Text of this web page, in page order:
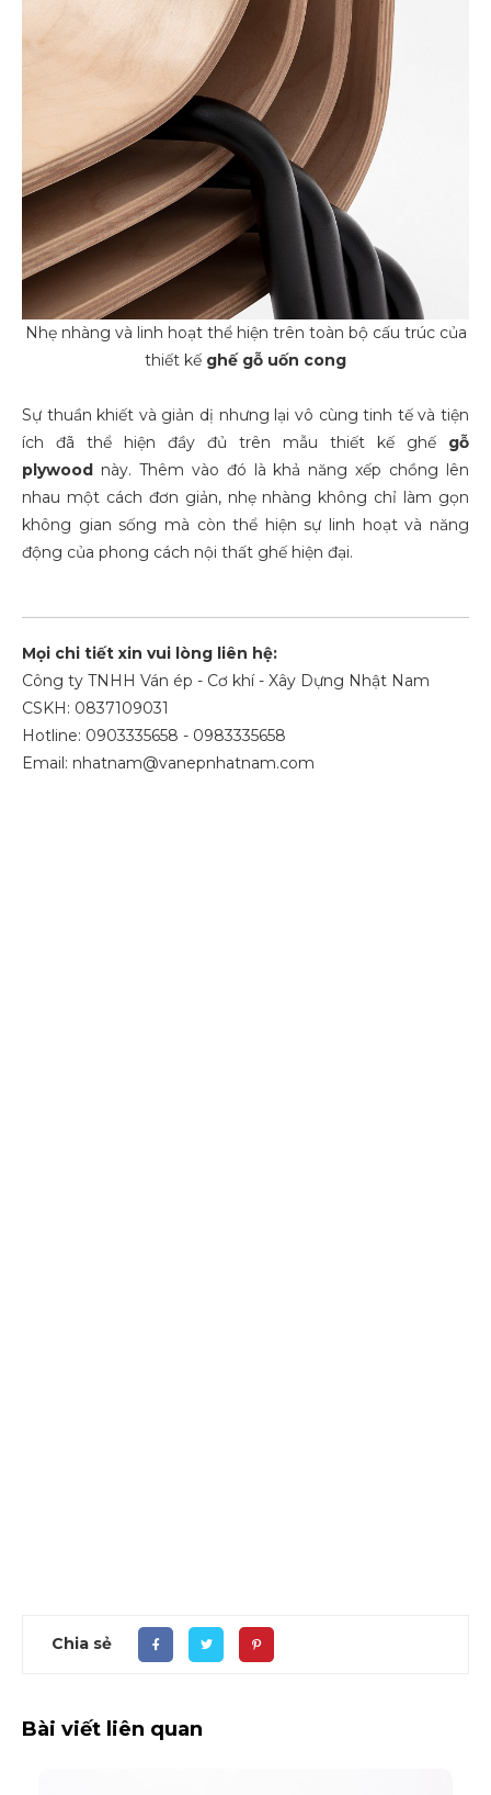
Nhẹ nhàng và linh hoạt thể hiện trên toàn bộ cấu trúc của
thiết kế ghế gỗ uốn cong
Sự thuần khiết và giản dị nhưng lại vô cùng tinh tế và tiện
ích đã thể hiện đầy đủ trên mẫu thiết kế ghế gỗ
plywood này. Thêm vào đó là khả năng xếp chồng lên
nhau một cách đơn giản, nhẹ nhàng không chỉ làm gọn
không gian sống mà còn thể hiện sự linh hoạt và năng
động của phong cách nội thất ghế hiện đại.
Mọi chi tiết xin vui lòng liên hệ:
Công ty TNHH Ván ép - Cơ khí - Xây Dựng Nhật Nam
CSKH: 0837109031
Hotline: 0903335658 - 0983335658
Email: nhatnam@vanepnhatnam.com
Chia sẻ
Bài viết liên quan